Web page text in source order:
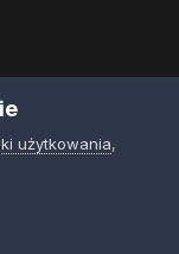
użytkowania,